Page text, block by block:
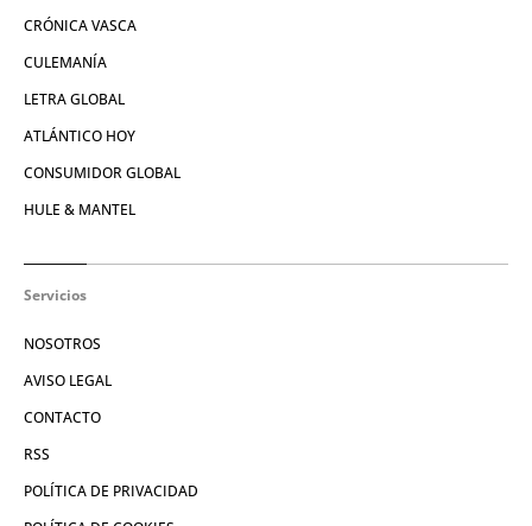
CRÓNICA VASCA
CULEMANÍA
LETRA GLOBAL
ATLÁNTICO HOY
CONSUMIDOR GLOBAL
HULE & MANTEL
Servicios
NOSOTROS
AVISO LEGAL
CONTACTO
RSS
POLÍTICA DE PRIVACIDAD